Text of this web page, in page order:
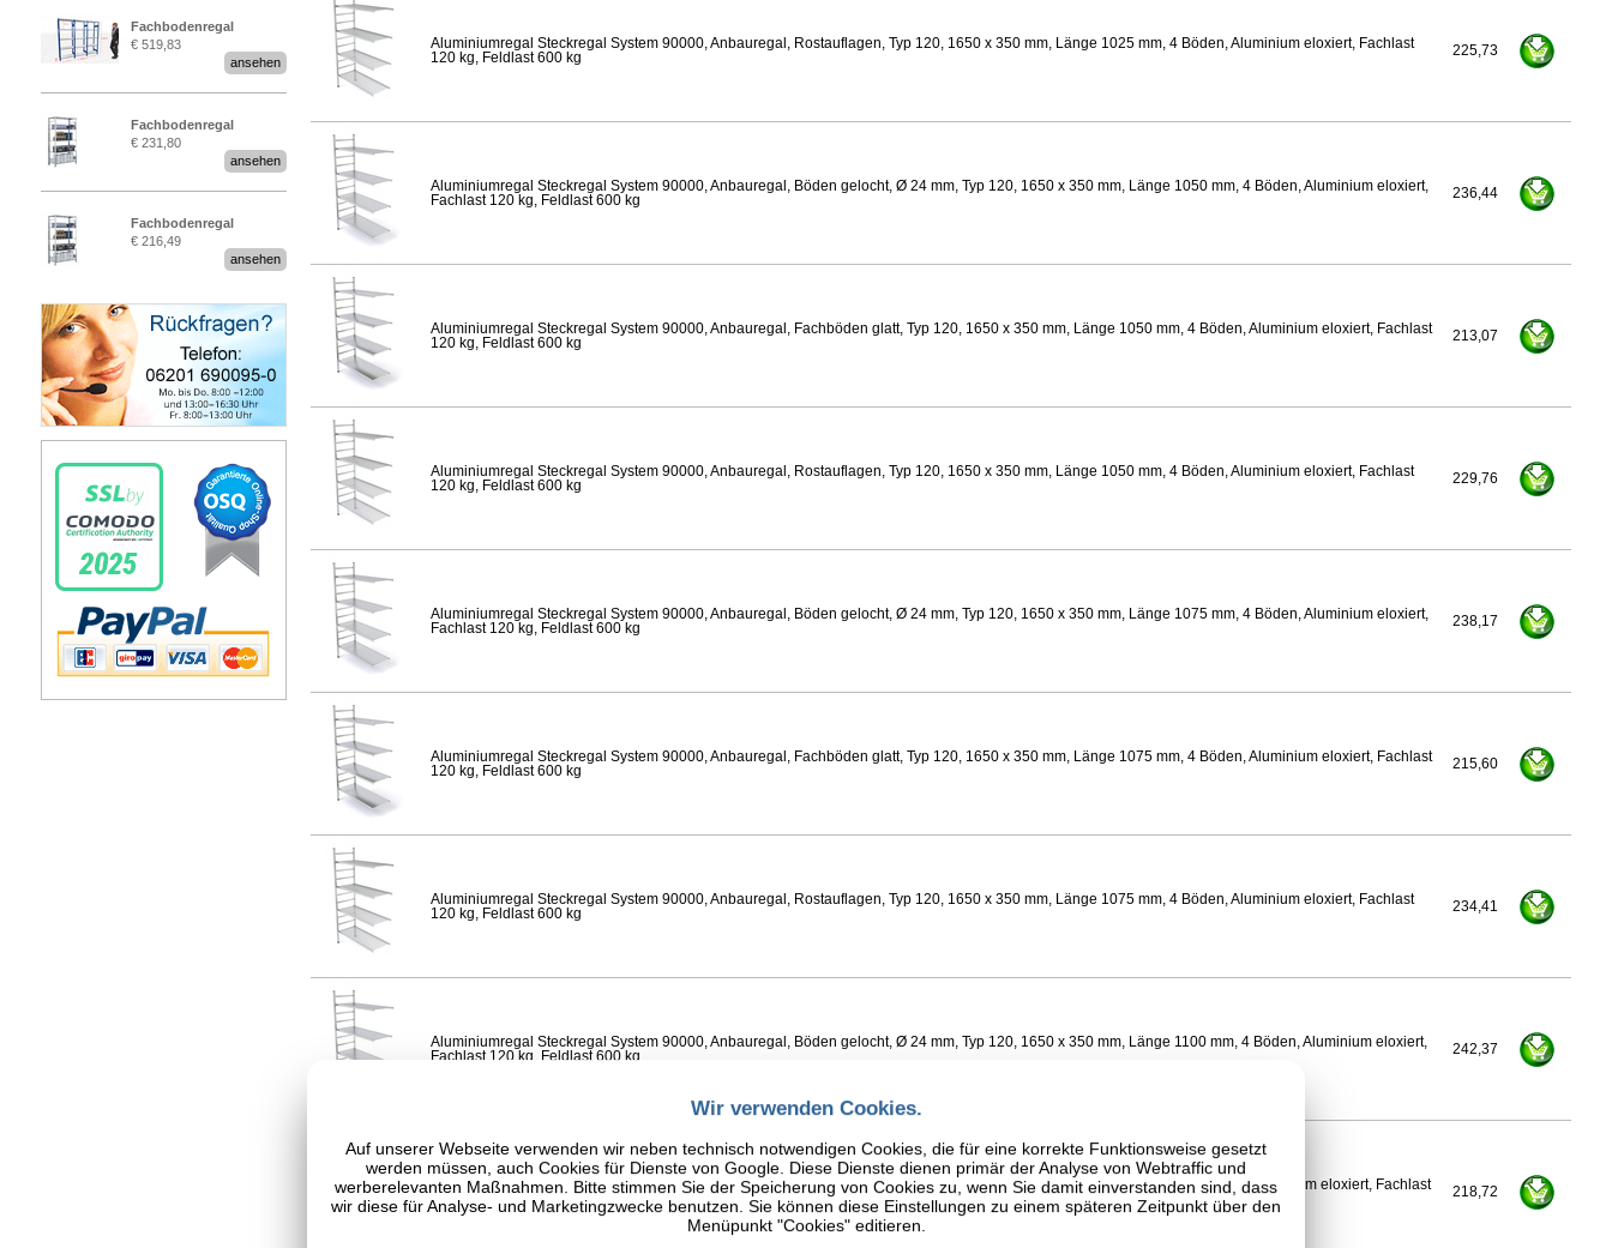
Fachbodenregal
Stecksystem MultiPlus
2,25 Meter breit
€ 519,83
ansehen
Fachbodenregal
Stecksystem MultiPlus
€ 231,80
ansehen
Fachbodenregal
Stecksystem MultiPlus
€ 216,49
ansehen
Aluminiumregal Steckregal System 90000, Anbauregal, Rostauflagen, Typ 120, 1650 x 350 mm, Länge 1025 mm, 4 Böden, Aluminium eloxiert, Fachlast
120 kg, Feldlast 600 kg
225,73
Aluminiumregal Steckregal System 90000, Anbauregal, Böden gelocht, Ø 24 mm, Typ 120, 1650 x 350 mm, Länge 1050 mm, 4 Böden, Aluminium eloxiert,
Fachlast 120 kg, Feldlast 600 kg
236,44
Aluminiumregal Steckregal System 90000, Anbauregal, Fachböden glatt, Typ 120, 1650 x 350 mm, Länge 1050 mm, 4 Böden, Aluminium eloxiert, Fachlast
120 kg, Feldlast 600 kg
213,07
Aluminiumregal Steckregal System 90000, Anbauregal, Rostauflagen, Typ 120, 1650 x 350 mm, Länge 1050 mm, 4 Böden, Aluminium eloxiert, Fachlast
120 kg, Feldlast 600 kg
229,76
Aluminiumregal Steckregal System 90000, Anbauregal, Böden gelocht, Ø 24 mm, Typ 120, 1650 x 350 mm, Länge 1075 mm, 4 Böden, Aluminium eloxiert,
Fachlast 120 kg, Feldlast 600 kg
238,17
Aluminiumregal Steckregal System 90000, Anbauregal, Fachböden glatt, Typ 120, 1650 x 350 mm, Länge 1075 mm, 4 Böden, Aluminium eloxiert, Fachlast
120 kg, Feldlast 600 kg
215,60
Aluminiumregal Steckregal System 90000, Anbauregal, Rostauflagen, Typ 120, 1650 x 350 mm, Länge 1075 mm, 4 Böden, Aluminium eloxiert, Fachlast
120 kg, Feldlast 600 kg
234,41
Aluminiumregal Steckregal System 90000, Anbauregal, Böden gelocht, Ø 24 mm, Typ 120, 1650 x 350 mm, Länge 1100 mm, 4 Böden, Aluminium eloxiert,
Fachlast 120 kg, Feldlast 600 kg
242,37
Aluminiumregal Steckregal System 90000, Anbauregal, Fachböden glatt, Typ 120, 1650 x 350 mm, Länge 1100 mm, 4 Böden, Aluminium eloxiert, Fachlast
120 kg, Feldlast 600 kg
218,72
Wir verwenden Cookies.
Auf unserer Webseite verwenden wir neben technisch notwendigen Cookies, die für eine korrekte Funktionsweise gesetzt
werden müssen, auch Cookies für Dienste von Google. Diese Dienste dienen primär der Analyse von Webtraffic und
werberelevanten Maßnahmen. Bitte stimmen Sie der Speicherung von Cookies zu, wenn Sie damit einverstanden sind, dass
wir diese für Analyse- und Marketingzwecke benutzen. Sie können diese Einstellungen zu einem späteren Zeitpunkt über den
Menüpunkt "Cookies" editieren.